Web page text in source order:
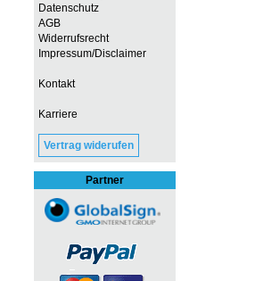
Datenschutz
AGB
Widerrufsrecht
Impressum/Disclaimer
Kontakt
Karriere
Vertrag widerufen
Partner